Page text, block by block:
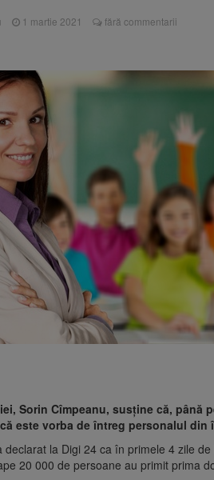
Strategia
1 martie 2021 fără commentarii
Sorin Cîmpeanu, susține că, până
este vorba de întreg personalul
declarat la Digi 24 ca în primele 4 zile
20 000 de persoane au primit prima